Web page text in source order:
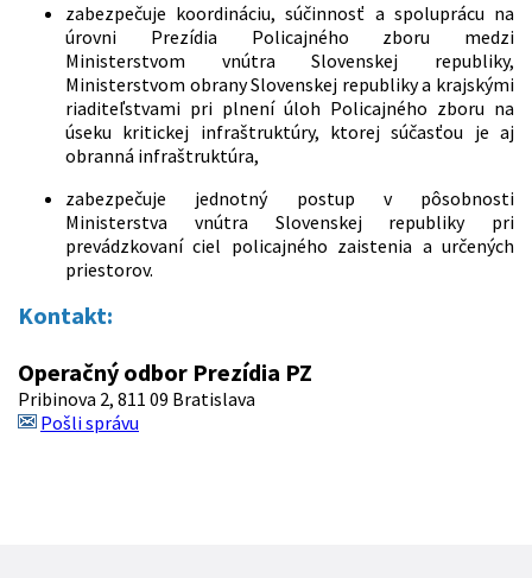
zabezpečuje koordináciu, súčinnosť a spoluprácu na
úrovni Prezídia Policajného zboru medzi
Ministerstvom vnútra Slovenskej republiky,
Ministerstvom obrany Slovenskej republiky a krajskými
riaditeľstvami pri plnení úloh Policajného zboru na
úseku kritickej infraštruktúry, ktorej súčasťou je aj
obranná infraštruktúra,
zabezpečuje jednotný postup v pôsobnosti
Ministerstva vnútra Slovenskej republiky pri
prevádzkovaní ciel policajného zaistenia a určených
priestorov.
Kontakt:
Operačný odbor Prezídia PZ
Pribinova 2, 811 09 Bratislava
Pošli správu